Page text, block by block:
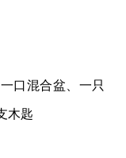
口混合盆、一只
木匙